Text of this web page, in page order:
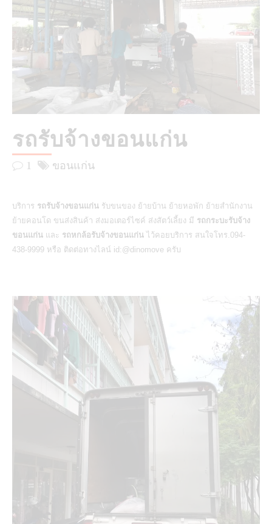
รถรับจ้างขอนแก่น
1 ขอนแก่น
บริการ รถรับจ้างขอนแก่น รับขนของ ย้ายบ้าน ย้ายหอพัก ย้ายสำนักงาน
ย้ายคอนโด ขนส่งสินค้า ส่งมอเตอร์ไซค์ ส่งสัตว์เลี้ยง มี รถกระบะรับจ้าง
ขอนแก่น และ รถหกล้อรับจ้างขอนแก่น ไว้คอยบริการ สนใจโทร.094-
438-9999 หรือ ติดต่อทางไลน์ id:@dinomove ครับ